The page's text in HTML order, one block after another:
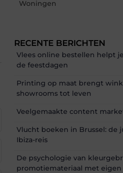
Woningen
RECENTE BERICHTEN
Vlees online bestellen helpt
de feestdagen
Printing op maat brengt
showrooms tot leven
Veelgemaakte content
Vlucht boeken in Brussel: de
Ibiza-reis
De psychologie van
promotiemateriaal met